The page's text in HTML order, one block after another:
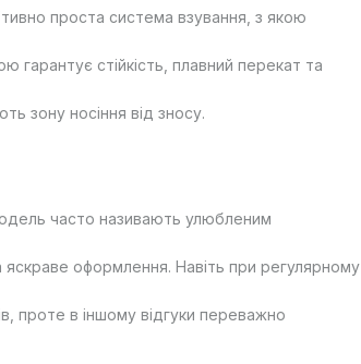
проста система взування, з якою
гарантує стійкість, плавний перекат та
зону носіння від зносу.
часто називають улюбленим
яскраве оформлення. Навіть при регулярному
проте в іншому відгуки переважно